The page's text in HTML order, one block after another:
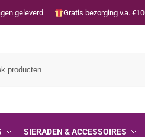
geleverd Gratis bezorging v.a.
SIERADEN & ACCESSOIRES